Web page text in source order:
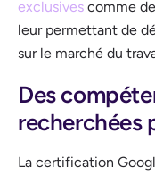
exclusives comme
leur permettant de
sur le marché du
Des
recherchées
La certification